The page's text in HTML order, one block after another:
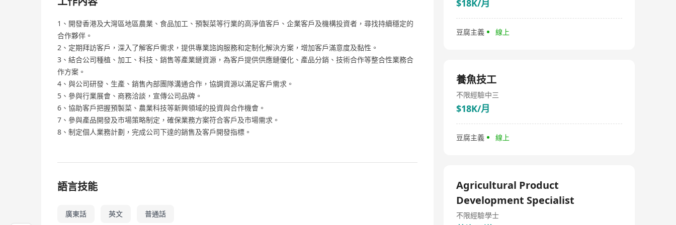
1、開發香港及大灣區地區農業、食品加工、預製菜等行業的高淨值客戶、企業客戶及機構投資者，尋找持續穩定的
合作夥伴。
2、定期拜訪客戶，深入了解客戶需求，提供專業諮詢服務和定制化解決方案，增加客戶滿意度及黏性。
3、結合公司種植、加工、科技、銷售等產業鏈資源，為客戶提供供應鏈優化、產品分銷、技術合作等整合性業務合
作方案。
4、與公司研發、生產、銷售內部團隊溝通合作，協調資源以滿足客戶需求。
5、參與行業展會、商務洽談，宣傳公司品牌。
6、協助客戶把握預製菜、農業科技等新興領域的投資與合作機會。
7、參與產品開發及市場策略制定，確保業務方案符合客戶及市場需求。
8、制定個人業務計劃，完成公司下達的銷售及客戶開發指標。
語言技能
廣東話 英文 普通話
$18K/月
豆腐主義 線上
養魚技工
不限經驗中三
$18K/月
豆腐主義 線上
Agricultural Product
Development Specialist
不限經驗學士